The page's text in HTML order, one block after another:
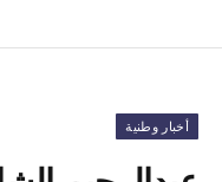
أخبار وطنية